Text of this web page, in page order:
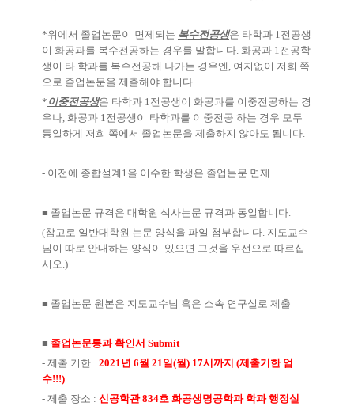
*위에서 졸업논문이 면제되는 복수전공생은 타학과 1전공생
이 화공과를 복수전공하는 경우를 말합니다. 화공과 1전공학
생이 타 학과를 복수전공해 나가는 경우엔 , 여지없이 저희 쪽
으로 졸업논문을 제출해야 합니다.
* 이중전공생은 타학과 1전공생이 화공과를 이중전공하는 경
우나, 화공과 1전공생이 타학과를 이중전공 하는 경우 모두
동일하게 저희 쪽에서 졸업논문을 제출하지 않아도 됩니다.
- 이전에 종합설계 1을 이수한 학생은 졸업논문 면제
■ 졸업논문 규격은 대학원 석사논문 규격과 동일합니다.
(참고로 일반대학원 논문 양식을 파일 첨부합니다. 지도교수
님이 따로 안내하는 양식이 있으면 그것을 우선으로 따르십
시오.)
■ 졸업논문 원본은 지도교수님 혹은 소속 연구실로 제출
■ 졸업논문통과 확인서 Submit
- 제출 기한 : 2021년 6월 21일(월) 17시까지 (제출기한 엄
수!!!)
- 제출 장소 : 신공학관834호 화공생명공학과 학과 행정실